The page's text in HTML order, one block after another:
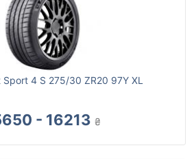
Sport 4 S 275/30 ZR20 97Y XL
- 16213 ₴